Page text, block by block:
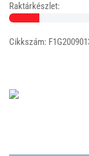
Raktárkészlet:
Cikkszám: